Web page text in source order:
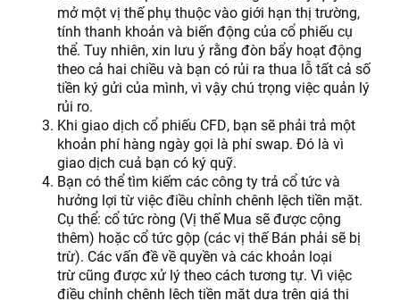
mở một vị thế phụ thuộc vào giới hạn thị trường,
tính thanh khoản và biến động của cổ phiếu cụ
thể. Tuy nhiên, xin lưu ý rằng đòn bẩy hoạt động
theo cả hai chiều và bạn có rủi ra thua lỗ tất cả số
tiền ký gửi của mình, vì vậy chú trọng việc quản lý
rủi ro.
Khi giao dịch cổ phiếu CFD, bạn sẽ phải trả một
khoản phí hàng ngày gọi là phí swap. Đó là vì
giao dịch cuả bạn có ký quỹ.
Bạn có thể tìm kiếm các công ty trả cổ tức và
hưởng lợi từ việc điều chỉnh chênh lệch tiền mặt.
Cụ thể: cổ tức ròng (Vị thế Mua sẽ được cộng
thêm) hoặc cổ tức gộp (các vị thế Bán phải sẽ bị
trừ). Các vấn đề về quyền và các khoản loại
trừ cũng được xử lý theo cách tương tự. Vì việc
điều chỉnh chênh lệch tiền mặt dựa trên giá thị